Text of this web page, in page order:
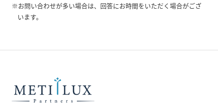
※お問い合わせが多い場合は、回答にお時間をいただく場合がござ
います。